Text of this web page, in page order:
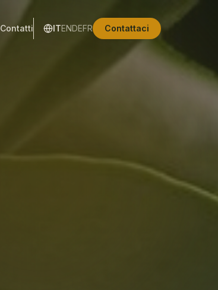
Contatti ITENDEFR Contattaci